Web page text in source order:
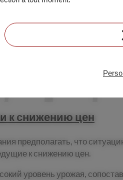
к снижению цен
предполагать, что
к снижению цен.
уровень урожая,